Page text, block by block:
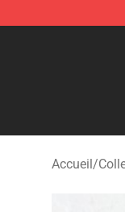
Sadie
Accueil/